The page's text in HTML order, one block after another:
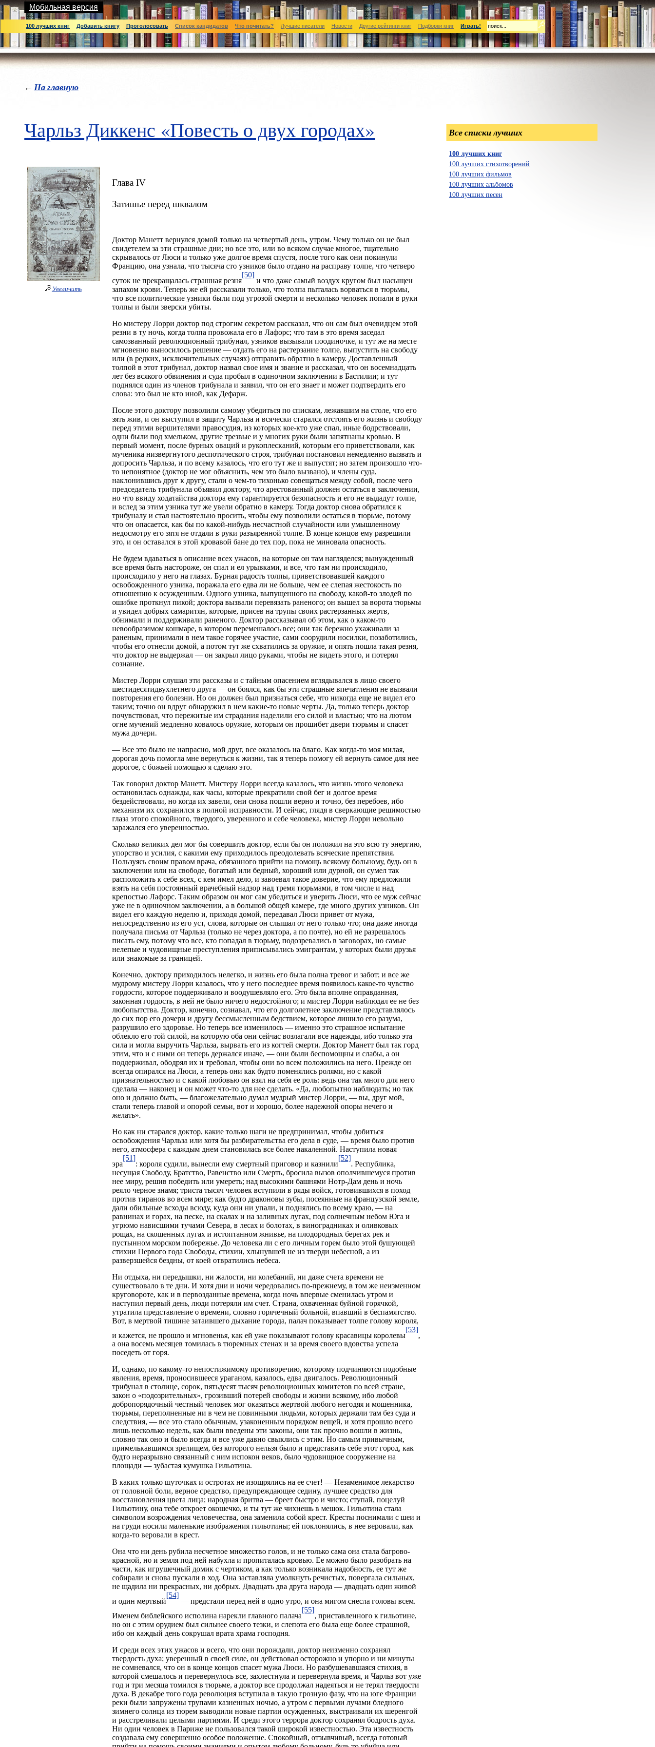
Мобильная версия
100 лучших книг Добавить книгу Проголосовать Список кандидатов Что почитать? Лучшие писатели Новости Другие рейтинги книг Подборки книг Играть!
← На главную
Чарльз Диккенс «Повесть о двух городах»
Увеличить
Глава IV
Затишье перед шквалом
Доктор Манетт вернулся домой только на четвертый день, утром. Чему только он не был
свидетелем за эти страшные дни; но все это, или во всяком случае многое, тщательно
скрывалось от Люси и только уже долгое время спустя, после того как они покинули
Францию, она узнала, что тысяча сто узников было отдано на расправу толпе, что четверо
суток не прекращалась страшная резня
[50]
и что даже самый воздух кругом был насыщен
запахом крови. Теперь же ей рассказали только, что толпа пыталась ворваться в тюрьмы,
что все политические узники были под угрозой смерти и несколько человек попали в руки
толпы и были зверски убиты.
Но мистеру Лорри доктор под строгим секретом рассказал, что он сам был очевидцем этой
резни в ту ночь, когда толпа провожала его в Лафорс; что там в это время заседал
самозванный революционный трибунал, узников вызывали поодиночке, и тут же на месте
мгновенно выносилось решение — отдать его на растерзание толпе, выпустить на свободу
или (в редких, исключительных случаях) отправить обратно в камеру. Доставленный
толпой в этот трибунал, доктор назвал свое имя и звание и рассказал, что он восемнадцать
лет без всякого обвинения и суда пробыл в одиночном заключении в Бастилии; и тут
поднялся один из членов трибунала и заявил, что он его знает и может подтвердить его
слова: это был не кто иной, как Дефарж.
После этого доктору позволили самому убедиться по спискам, лежавшим на столе, что его
зять жив, и он выступил в защиту Чарльза и всячески старался отстоять его жизнь и свободу
перед этими вершителями правосудия, из которых кое-кто уже спал, иные бодрствовали,
одни были под хмельком, другие трезвые и у многих руки были запятнаны кровью. В
первый момент, после бурных оваций и рукоплесканий, которым его приветствовали, как
мученика низвергнутого деспотического строя, трибунал постановил немедленно вызвать и
допросить Чарльза, и по всему казалось, что его тут же и выпустят; но затем произошло что-
то непонятное (доктор не мог объяснить, чем это было вызвано), и члены суда,
наклонившись друг к другу, стали о чем-то тихонько совещаться между собой, после чего
председатель трибунала объявил доктору, что арестованный должен остаться в заключении,
но что ввиду ходатайства доктора ему гарантируется безопасность и его не выдадут толпе,
и вслед за этим узника тут же увели обратно в камеру. Тогда доктор снова обратился к
трибуналу и стал настоятельно просить, чтобы ему позволили остаться в тюрьме, потому
что он опасается, как бы по какой-нибудь несчастной случайности или умышленному
недосмотру его зятя не отдали в руки разъяренной толпе. В конце концов ему разрешили
это, и он оставался в этой кровавой бане до тех пор, пока не миновала опасность.
Не будем вдаваться в описание всех ужасов, на которые он там нагляделся; вынужденный
все время быть настороже, он спал и ел урывками, и все, что там ни происходило,
происходило у него на глазах. Бурная радость толпы, приветствовавшей каждого
освобожденного узника, поражала его едва ли не больше, чем ее слепая жестокость по
отношению к осужденным. Одного узника, выпущенного на свободу, какой-то злодей по
ошибке проткнул пикой; доктора вызвали перевязать раненого; он вышел за ворота тюрьмы
и увидел добрых самаритян, которые, присев на трупы своих растерзанных жертв,
обнимали и поддерживали раненого. Доктор рассказывал об этом, как о каком-то
невообразимом кошмаре, в котором перемешалось все; они так бережно ухаживали за
раненым, принимали в нем такое горячее участие, сами соорудили носилки, позаботились,
чтобы его отнесли домой, а потом тут же схватились за оружие, и опять пошла такая резня,
что доктор не выдержал — он закрыл лицо руками, чтобы не видеть этого, и потерял
сознание.
Мистер Лорри слушал эти рассказы и с тайным опасением вглядывался в лицо своего
шестидесятидвухлетнего друга — он боялся, как бы эти страшные впечатления не вызвали
повторения его болезни. Но он должен был признаться себе, что никогда еще не видел его
таким; точно он вдруг обнаружил в нем какие-то новые черты. Да, только теперь доктор
почувствовал, что пережитые им страдания наделили его силой и властью; что на лютом
огне мучений медленно ковалось оружие, которым он прошибет двери тюрьмы и спасет
мужа дочери.
— Все это было не напрасно, мой друг, все оказалось на благо. Как когда-то моя милая,
дорогая дочь помогла мне вернуться к жизни, так я теперь помогу ей вернуть самое для нее
дорогое, с божьей помощью я сделаю это.
Так говорил доктор Манетт. Мистеру Лорри всегда казалось, что жизнь этого человека
остановилась однажды, как часы, которые прекратили свой бег и долгое время
бездействовали, но когда их завели, они снова пошли верно и точно, без перебоев, ибо
механизм их сохранился в полной исправности. И сейчас, глядя в сверкающие решимостью
глаза этого спокойного, твердого, уверенного и себе человека, мистер Лорри невольно
заражался его уверенностью.
Сколько великих дел мог бы совершить доктор, если бы он положил на это всю ту энергию,
упорство и усилия, с какими ему приходилось преодолевать всяческие препятствия.
Пользуясь своим правом врача, обязанного прийти на помощь всякому больному, будь он в
заключении или на свободе, богатый или бедный, хороший или дурной, он сумел так
расположить к себе всех, с кем имел дело, и завоевал такое доверие, что ему предложили
взять на себя постоянный врачебный надзор над тремя тюрьмами, в том числе и над
крепостью Лафорс. Таким образом он мог сам убедиться и уверить Люси, что ее муж сейчас
уже не в одиночном заключении, а в большой общей камере, где много других узников. Он
видел его каждую неделю и, приходя домой, передавал Люси привет от мужа,
непосредственно из его уст, слова, которые он слышал от него только что; она даже иногда
получала письма от Чарльза (только не через доктора, а по почте), но ей не разрешалось
писать ему, потому что все, кто попадал в тюрьму, подозревались в заговорах, но самые
нелепые и чудовищные преступления приписывались эмигрантам, у которых были друзья
или знакомые за границей.
Конечно, доктору приходилось нелегко, и жизнь его была полна тревог и забот; и все же
мудрому мистеру Лорри казалось, что у него последнее время появилось какое-то чувство
гордости, которое поддерживало и воодушевляло его. Это была вполне оправданная,
законная гордость, в ней не было ничего недостойного; и мистер Лорри наблюдал ее не без
любопытства. Доктор, конечно, сознавал, что его долголетнее заключение представлялось
до сих пор его дочери и другу бессмысленным бедствием, которое лишило его разума,
разрушило его здоровье. Но теперь все изменилось — именно это страшное испытание
облекло его той силой, на которую оба они сейчас возлагали все надежды, ибо только эта
сила и могла выручить Чарльза, вырвать его из когтей смерти. Доктор Манетт был так горд
этим, что и с ними он теперь держался иначе, — они были беспомощны и слабы, а он
поддерживал, ободрял их и требовал, чтобы они во всем положились на него. Прежде он
всегда опирался на Люси, а теперь они как будто поменялись ролями, но с какой
признательностью и с какой любовью он взял на себя ее роль: ведь она так много для него
сделала — наконец и он может что-то для нее сделать. «Да, любопытно наблюдать; но так
оно и должно быть, — благожелательно думал мудрый мистер Лорри, — вы, друг мой,
стали теперь главой и опорой семьи, вот и хорошо, более надежной опоры нечего и
желать».
Но как ни старался доктор, какие только шаги не предпринимал, чтобы добиться
освобождения Чарльза или хотя бы разбирательства его дела в суде, — время было против
него, атмосфера с каждым днем становилась все более накаленной. Наступила новая
эра
[51]
: короля судили, вынесли ему смертный приговор и казнили
[52]
. Республика,
несущая Свободу, Братство, Равенство или Смерть, бросила вызов ополчившемуся против
нее миру, решив победить или умереть; над высокими башнями Нотр-Дам день и ночь
реяло черное знамя; триста тысяч человек вступили в ряды войск, готовившихся в поход
против тиранов во всем мире; как будто драконовы зубы, посеянные на французской земле,
дали обильные всходы всюду, куда они ни упали, и поднялись по всему краю, — на
равнинах и горах, на песке, на скалах и на заливных лугах, под солнечным небом Юга и
угрюмо нависшими тучами Севера, в лесах и болотах, в виноградниках и оливковых
рощах, на скошенных лугах и истоптанном жнивье, на плодородных берегах рек и
пустынном морском побережье. До человека ли с его личным горем было этой бушующей
стихии Первого года Свободы, стихии, хлынувшей не из тверди небесной, а из
разверзшейся бездны, от коей отвратились небеса.
Ни отдыха, ни передышки, ни жалости, ни колебаний, ни даже счета времени не
существовало в те дни. И хотя дни и ночи чередовались по-прежнему, в том же неизменном
круговороте, как и в первозданные времена, когда ночь впервые сменилась утром и
наступил первый день, люди потеряли им счет. Страна, охваченная буйной горячкой,
утратила представление о времени, словно горячечный больной, впавший в беспамятство.
Вот, в мертвой тишине затаившего дыхание города, палач показывает толпе голову короля,
и кажется, не прошло и мгновенья, как ей уже показывают голову красавицы королевы
[53]
,
а она восемь месяцев томилась в тюремных стенах и за время своего вдовства успела
поседеть от горя.
И, однако, по какому-то непостижимому противоречию, которому подчиняются подобные
явления, время, проносившееся ураганом, казалось, едва двигалось. Революционный
трибунал в столице, сорок, пятьдесят тысяч революционных комитетов по всей стране,
закон о «подозрительных», грозивший потерей свободы и жизни всякому, ибо любой
добропорядочный честный человек мог оказаться жертвой любого негодяя и мошенника,
тюрьмы, переполненные ни в чем не повинными людьми, которых держали там без суда и
следствия, — все это стало обычным, узаконенным порядком вещей, и хотя прошло всего
лишь несколько недель, как были введены эти законы, они так прочно вошли в жизнь,
словно так оно и было всегда и все уже давно свыклись с этим. Но самым привычным,
примелькавшимся зрелищем, без которого нельзя было и представить себе этот город, как
будто неразрывно связанный с ним испокон веков, было чудовищное сооружение на
площади — зубастая кумушка Гильотина.
В каких только шуточках и остротах не изощрялись на ее счет! — Незаменимое лекарство
от головной боли, верное средство, предупреждающее седину, лучшее средство для
восстановления цвета лица; народная бритва — бреет быстро и чисто; ступай, поцелуй
Гильотину, она тебе откроет окошечко, и ты тут же чихнешь в мешок. Гильотина стала
символом возрождения человечества, она заменила собой крест. Кресты поснимали с шеи и
на груди носили маленькие изображения гильотины; ей поклонялись, в нее веровали, как
когда-то веровали в крест.
Она что ни день рубила несчетное множество голов, и не только сама она стала багрово-
красной, но и земля под ней набухла и пропиталась кровью. Ее можно было разобрать на
части, как игрушечный домик с чертиком, а как только возникала надобность, ее тут же
собирали и снова пускали в ход. Она заставляла умолкнуть речистых, повергала сильных,
не щадила ни прекрасных, ни добрых. Двадцать два друга народа — двадцать один живой
и один мертвый
[54]
— предстали перед ней в одно утро, и она мигом снесла головы всем.
Именем библейского исполина нарекли главного палача
[55]
, приставленного к гильотине,
но он с этим орудием был сильнее своего тезки, и слепота его была еще более страшной,
ибо он каждый день сокрушал врата храма господня.
И среди всех этих ужасов и всего, что они порождали, доктор неизменно сохранял
твердость духа; уверенный в своей силе, он действовал осторожно и упорно и ни минуты
не сомневался, что он в конце концов спасет мужа Люси. Но разбушевавшаяся стихия, в
которой смешалось и перевернулось все, захлестнула и перевернула время, и Чарльз вот уже
год и три месяца томился в тюрьме, а доктор все продолжал надеяться и не терял твердости
духа. В декабре того года революция вступила в такую грозную фазу, что на юге Франции
реки были запружены трупами казненных ночью, а утром с первыми лучами бледного
зимнего солнца из тюрем выводили новые партии осужденных, выстраивали их шеренгой
и расстреливали целыми партиями. И среди этого террора доктор сохранял бодрость духа.
Ни один человек в Париже не пользовался такой широкой известностью. Эта известность
создавала ему совершенно особое положение. Спокойный, отзывчивый, всегда готовый
Все списки лучших
100 лучших книг
100 лучших стихотворений
100 лучших фильмов
100 лучших альбомов
100 лучших песен